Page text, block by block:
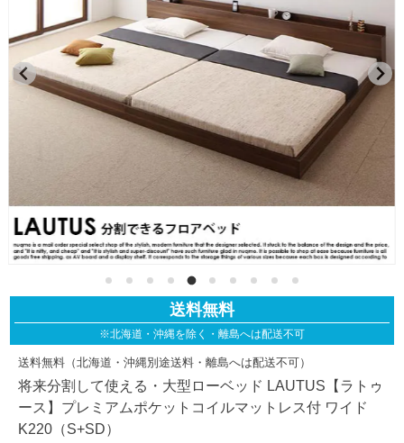
送料無料
※北海道・沖縄を除く・離島へは配送不可
送料無料（北海道・沖縄別途送料・離島へは配送不可）
将来分割して使える・大型ローベッド LAUTUS【ラトゥ
ース】プレミアムポケットコイルマットレス付 ワイド
K220（S+SD）